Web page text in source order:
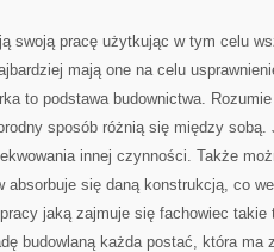
swoją pracę użytkując w tym celu
mają one na celu
to podstawa budownictwa.
sposób różnią się między sobą.
innej czynności. Także
absorbuje się daną konstrukcją, co
jaką zajmuje się fachowiec takie
budowlaną każda postać, która ma